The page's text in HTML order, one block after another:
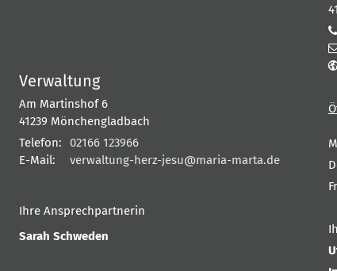
Verwaltung
Am Martinshof 6
41239 Mönchengladbach
Telefon:
02166 123966
E-Mail:
verwaltung-herz-jesu@maria-marta.de
Ihre Ansprechpartnerin
Sarah Schweden